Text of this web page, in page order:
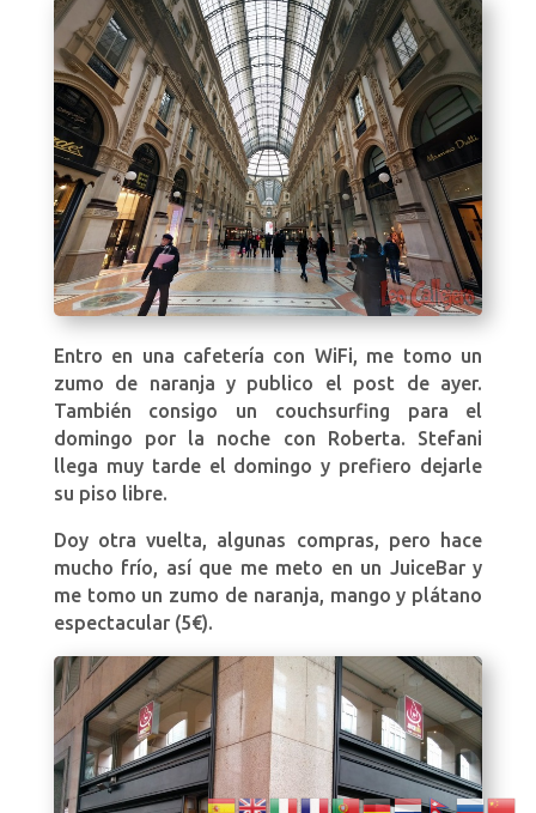
Entro en una cafetería con WiFi, me tomo un
zumo de naranja y publico el post de ayer.
También consigo un couchsurfing para el
domingo por la noche con Roberta. Stefani
llega muy tarde el domingo y prefiero dejarle
su piso libre.
Doy otra vuelta, algunas compras, pero hace
mucho frío, así que me meto en un JuiceBar y
me tomo un zumo de naranja, mango y plátano
espectacular (5€).